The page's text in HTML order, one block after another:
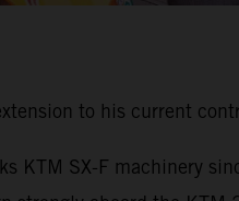
to his current
SX-F machinery